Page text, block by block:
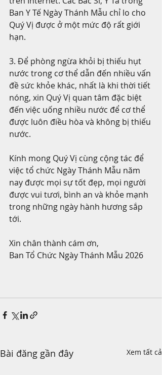
Ban Y Tế Ngày Thánh Mẫu chỉ lo cho
Quý Vị được ở một mức độ rất giới
hạn.
3. Để phòng ngừa khỏi bị thiếu hụt
nước trong cơ thể dẫn đến nhiều vấn
đề sức khỏe khác, nhất là khi thời tiết
nóng, xin Quý Vị quan tâm đặc biệt
đến việc uống nhiều nước để cơ thể
được luôn điều hòa và không bị thiếu
nước.
Kính mong Quý Vị cùng cộng tác để
việc tổ chức Ngày Thánh Mẫu năm
nay được mọi sự tốt đẹp, mọi người
được vui tươi, bình an và khỏe mạnh
trong những ngày hành hương sắp
tới.
Xin chân thành cám ơn,
Ban Tổ Chức Ngày Thánh Mẫu 2026
Bài đăng gần đây Xem tất cả